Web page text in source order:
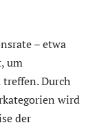
– etwa
um
Durch
wird
der